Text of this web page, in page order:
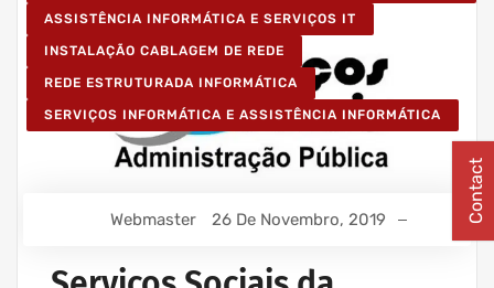
ASSISTÊNCIA INFORMÁTICA E SERVIÇOS IT
INSTALAÇÃO CABLAGEM DE REDE
REDE ESTRUTURADA INFORMÁTICA
SERVIÇOS INFORMÁTICA E ASSISTÊNCIA INFORMÁTICA
Webmaster 26 De Novembro, 2019 Contact